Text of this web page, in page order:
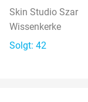
Skin Studio Szar
Wissenkerke
Solgt: 42